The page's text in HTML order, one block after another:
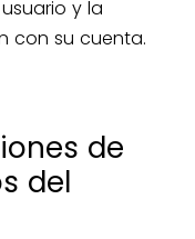
y la
con su cuenta.
de
del